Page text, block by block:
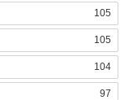
105
105
104
97